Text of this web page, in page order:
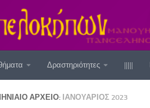
Δραστηριότητες |||||
ΑΡΧΕΊΟ: ΙΑΝΟΥΆΡΙΟΣ 2023